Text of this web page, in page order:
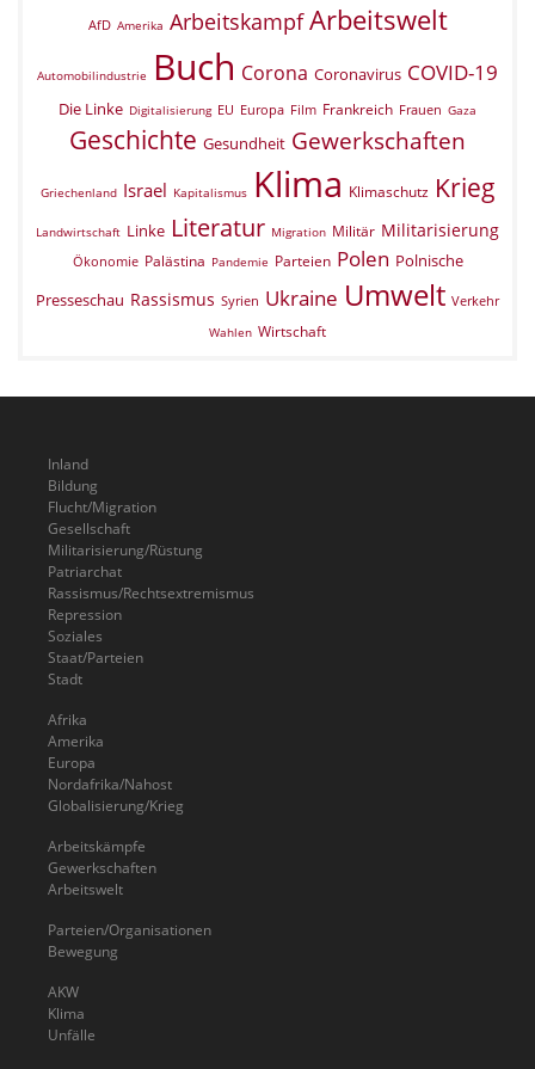
AfD Amerika Arbeitskampf Arbeitswelt
Automobilindustrie Buch Corona Coronavirus COVID-19
Die Linke Digitalisierung EU Europa Film Frankreich Frauen Gaza
Geschichte Gesundheit Gewerkschaften
Griechenland Israel Kapitalismus Klima Klimaschutz Krieg
Landwirtschaft Linke Literatur Migration Militär Militarisierung
Ökonomie Palästina Pandemie Parteien Polen Polnische
Presseschau Rassismus Syrien Ukraine Umwelt Verkehr
Wahlen Wirtschaft
Inland
Bildung
Flucht/Migration
Gesellschaft
Militarisierung/Rüstung
Patriarchat
Rassismus/Rechtsextremismus
Repression
Soziales
Staat/Parteien
Stadt
Afrika
Amerika
Europa
Nordafrika/Nahost
Globalisierung/Krieg
Arbeitskämpfe
Gewerkschaften
Arbeitswelt
Parteien/Organisationen
Bewegung
AKW
Klima
Unfälle